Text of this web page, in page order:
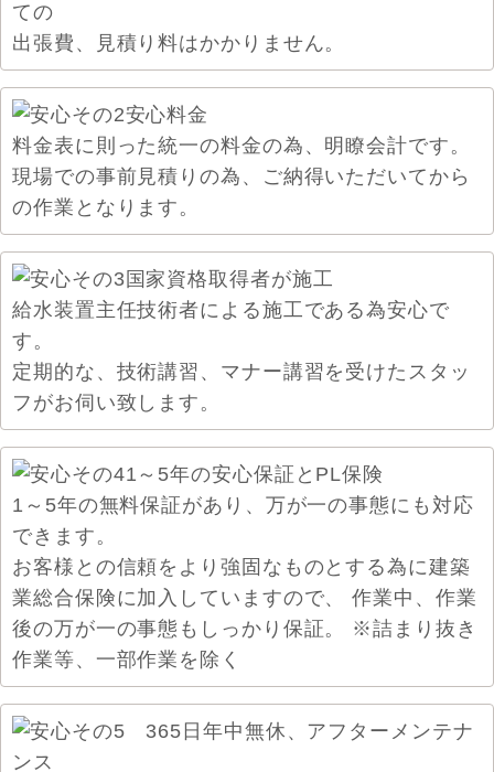
ての
出張費、見積り料はかかりません。
料金表に則った統一の料金の為、明瞭会計です。
現場での事前見積りの為、ご納得いただいてから
の作業となります。
給水装置主任技術者による施工である為安心で
す。
定期的な、技術講習、マナー講習を受けたスタッ
フがお伺い致します。
1～5年の無料保証があり、万が一の事態にも対応
できます。
お客様との信頼をより強固なものとする為に建築
業総合保険に加入していますので、 作業中、作業
後の万が一の事態もしっかり保証。 ※詰まり抜き
作業等、一部作業を除く